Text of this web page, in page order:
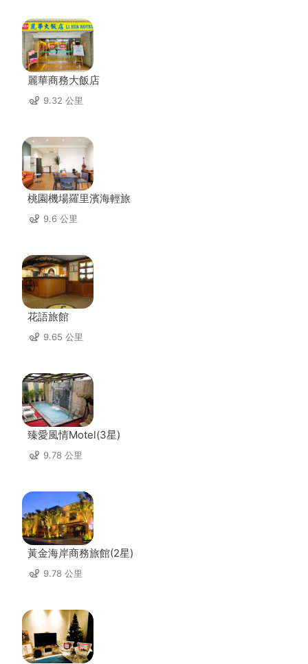
麗華商務大飯店
9.32 公里
桃園機場羅里濱海輕旅
9.6 公里
花語旅館
9.65 公里
臻愛風情Motel(3星)
9.78 公里
黃金海岸商務旅館(2星)
9.78 公里